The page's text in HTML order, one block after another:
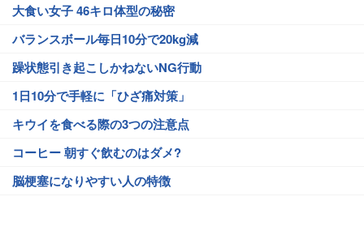
大食い女子 46キロ体型の秘密
バランスボール毎日10分で20kg減
躁状態引き起こしかねないNG行動
1日10分で手軽に「ひざ痛対策」
キウイを食べる際の3つの注意点
コーヒー 朝すぐ飲むのはダメ?
脳梗塞になりやすい人の特徴